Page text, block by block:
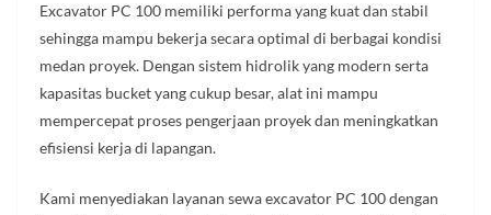
Excavator PC 100 memiliki performa yang kuat dan stabil
sehingga mampu bekerja secara optimal di berbagai kondisi
medan proyek. Dengan sistem hidrolik yang modern serta
kapasitas bucket yang cukup besar, alat ini mampu
mempercepat proses pengerjaan proyek dan meningkatkan
efisiensi kerja di lapangan.
Kami menyediakan layanan sewa excavator PC 100 dengan